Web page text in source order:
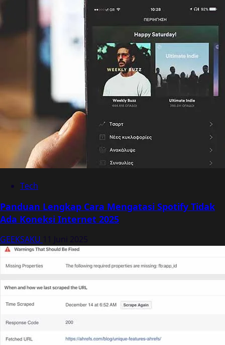
Tech
Panduan Lengkap Cara Mengatasi Spotify Tidak
Ada Koneksi Internet 2025
GEEKSAKU 11 Juni 2025